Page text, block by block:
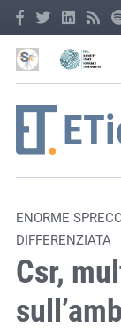
ENORME
DIFFERENZIATA
Csr,